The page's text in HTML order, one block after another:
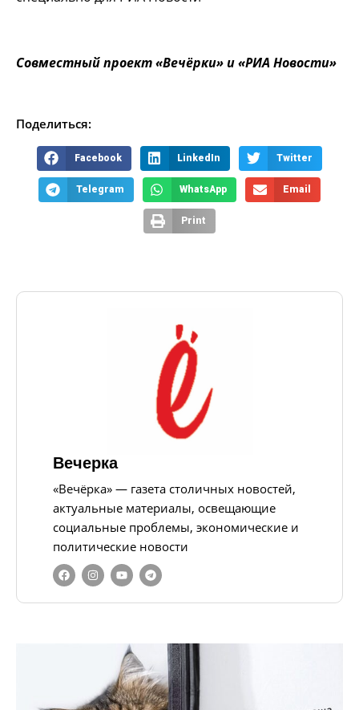
Совместный проект «Вечёрки» и «РИА Новости»
Поделиться:
Facebook LinkedIn Twitter
Telegram WhatsApp Email
Print
Вечерка
«Вечёрка» — газета столичных новостей,
актуальные материалы, освещающие
социальные проблемы, экономические и
политические новости